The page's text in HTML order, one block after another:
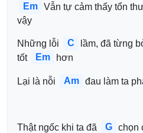
Em Vẫn tự cảm thấy tổn
vậy
Những lỗi C lầm, đã từng
tốt
Em hơn
Lại là nỗi Am đau làm ta
Thật ngốc khi ta đã G chọn